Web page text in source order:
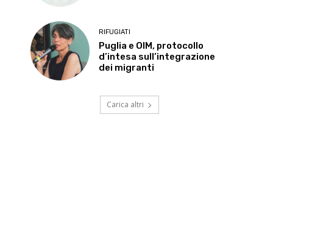
RIFUGIATI
Puglia e OIM, protocollo
d’intesa sull’integrazione
dei migranti
Carica altri